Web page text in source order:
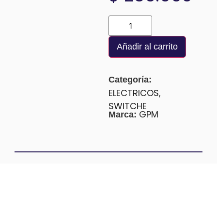
Añadir al carrito
Categoría:
ELECTRICOS,
SWITCHE
Marca: GPM